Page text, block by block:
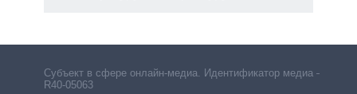
Субъект в сфере онлайн-медиа. Идентификатор медиа –
R40-05063